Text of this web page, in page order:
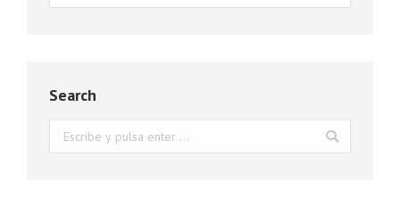
Search
Buscar: